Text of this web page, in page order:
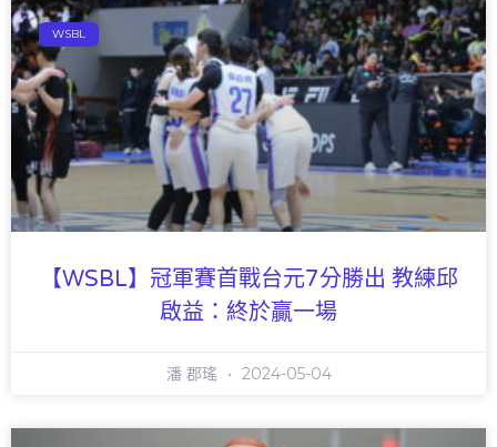
WSBL
【WSBL】冠軍賽首戰台元7分勝出 教練邱
啟益：終於贏一場
潘 郡瑤 2024-05-04